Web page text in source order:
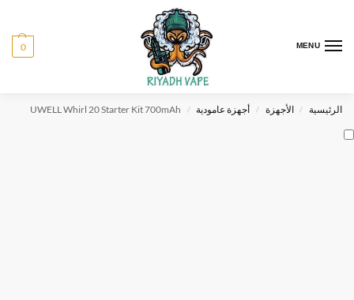
MENU
0
الرئيسية / الأجهزة / أجهزة عامودية /
UWELL Whirl 20 Starter Kit 700mAh